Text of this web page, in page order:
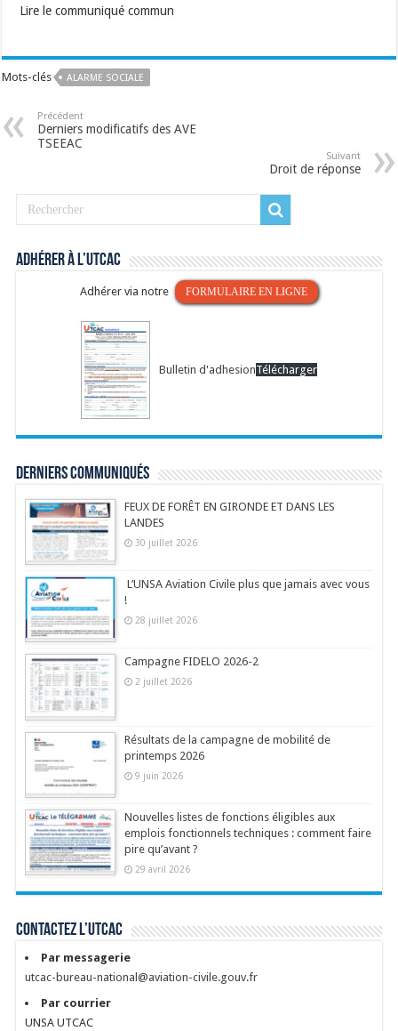
Lire le communiqué commun
Mots-clés ALARME SOCIALE
Précédent
Derniers modificatifs des AVE
TSEEAC
Suivant
Droit de réponse
Adhérer à l’UTCAC
Adhérer via notre FORMULAIRE EN LIGNE
Bulletin d'adhesionTélécharger
Derniers communiqués
FEUX DE FORÊT EN GIRONDE ET DANS LES
LANDES
30 juillet 2026
L’UNSA Aviation Civile plus que jamais avec vous
!
28 juillet 2026
Campagne FIDELO 2026-2
2 juillet 2026
Résultats de la campagne de mobilité de
printemps 2026
9 juin 2026
Nouvelles listes de fonctions éligibles aux
emplois fonctionnels techniques : comment faire
pire qu’avant ?
29 avril 2026
Contactez l’UTCAC
Par messagerie
utcac-bureau-national@aviation-civile.gouv.fr
Par courrier
UNSA UTCAC